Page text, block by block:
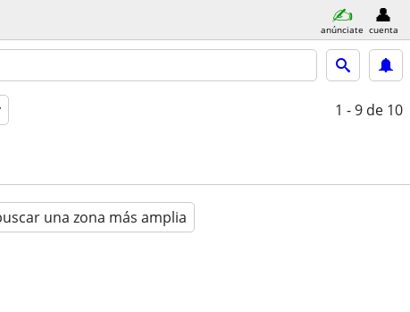
anúnciate cuenta
1 - 9 de 10
una zona más amplia